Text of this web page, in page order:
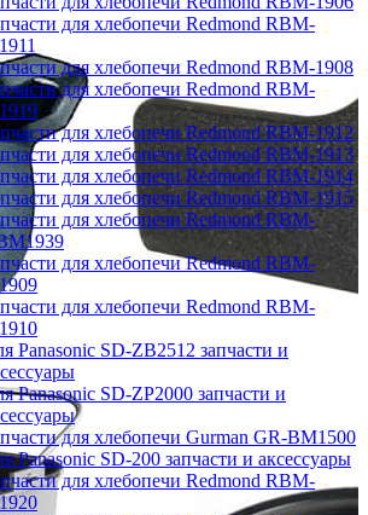
для хлебопечи Redmond RBM-
для хлебопечи Redmond RBM-1908
для хлебопечи Redmond RBM-
для хлебопечи Redmond RBM-1912
для хлебопечи Redmond RBM-1913
для хлебопечи Redmond RBM-1914
для хлебопечи Redmond RBM-1915
для хлебопечи Redmond RBM-
для хлебопечи Redmond RBM-
для хлебопечи Redmond RBM-
Panasonic SD-ZB2512 запчасти и
Panasonic SD-ZP2000 запчасти и
для хлебопечи Gurman GR-BM1500
Panasonic SD-200 запчасти и аксессуары
для хлебопечи Redmond RBM-